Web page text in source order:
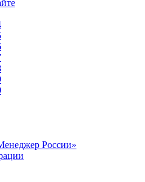
России»